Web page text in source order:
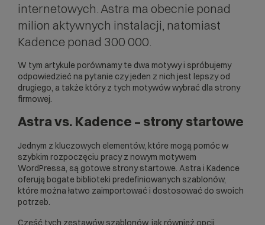
internetowych. Astra ma obecnie ponad
milion aktywnych instalacji, natomiast
Kadence ponad 300 000.
W tym artykule porównamy te dwa motywy i spróbujemy
odpowiedzieć na pytanie czy jeden z nich jest lepszy od
drugiego, a także który z tych motywów wybrać dla strony
firmowej.
Astra vs. Kadence – strony startowe
Jednym z kluczowych elementów, które mogą pomóc w
szybkim rozpoczęciu pracy z nowym motywem
WordPressa, są gotowe strony startowe. Astra i Kadence
oferują bogate biblioteki predefiniowanych szablonów,
które można łatwo zaimportować i dostosować do swoich
potrzeb.
Część tych zestawów szablonów, jak również opcji